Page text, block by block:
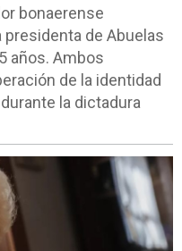
bonaerense
de Abuelas
años. Ambos
de la identidad
la dictadura